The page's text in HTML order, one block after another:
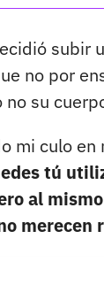
subir
no por
su
mi culo
tú
al
merecen